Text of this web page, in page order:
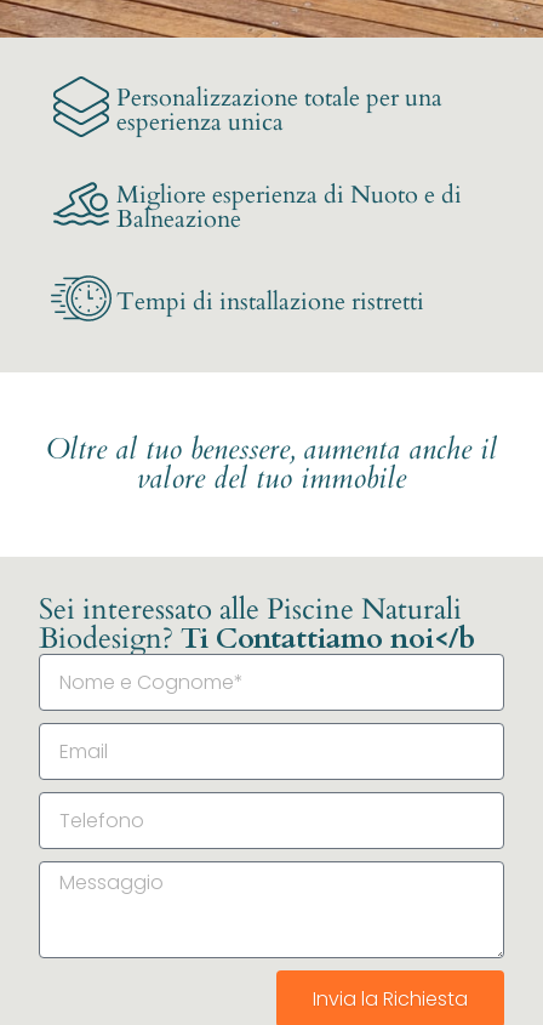
Personalizzazione totale per una
esperienza unica
Migliore esperienza di Nuoto e di
Balneazione
Tempi di installazione ristretti
Oltre al tuo benessere, aumenta anche il
valore del tuo immobile
Sei interessato alle Piscine Naturali
Biodesign? Ti Contattiamo noi</b
Invia la Richiesta